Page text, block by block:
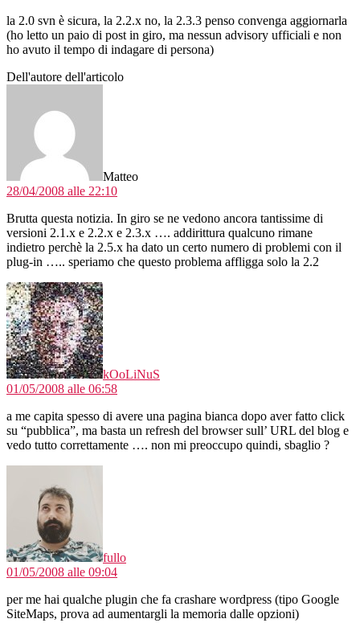
la 2.0 svn è sicura, la 2.2.x no, la 2.3.3 penso convenga aggiornarla
(ho letto un paio di post in giro, ma nessun advisory ufficiali e non
ho avuto il tempo di indagare di persona)
Dell'autore dell'articolo
Matteo
28/04/2008 alle 22:10
Brutta questa notizia. In giro se ne vedono ancora tantissime di
versioni 2.1.x e 2.2.x e 2.3.x …. addirittura qualcuno rimane
indietro perchè la 2.5.x ha dato un certo numero di problemi con il
plug-in ….. speriamo che questo problema affligga solo la 2.2
kOoLiNuS
01/05/2008 alle 06:58
a me capita spesso di avere una pagina bianca dopo aver fatto click
su “pubblica”, ma basta un refresh del browser sull’ URL del blog e
vedo tutto correttamente …. non mi preoccupo quindi, sbaglio ?
fullo
01/05/2008 alle 09:04
per me hai qualche plugin che fa crashare wordpress (tipo Google
SiteMaps, prova ad aumentargli la memoria dalle opzioni)